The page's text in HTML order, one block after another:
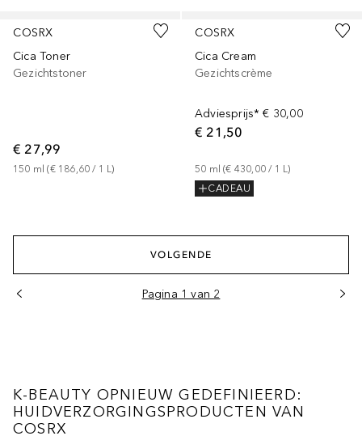
COSRX
Cica Toner
Gezichtstoner
€ 27,99
150 ml (€ 186,60 / 1 L)
COSRX
Cica Cream
Gezichtscrème
Adviesprijs* € 30,00
€ 21,50
50 ml (€ 430,00 / 1 L)
CADEAU
VOLGENDE
Pagina 1 van 2
K-BEAUTY OPNIEUW GEDEFINIEERD:
HUIDVERZORGINGSPRODUCTEN VAN
COSRX